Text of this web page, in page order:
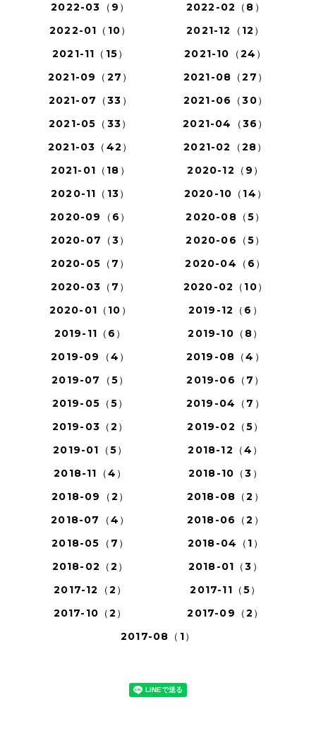
2022-03（9）
2022-02（8）
2022-01（10）
2021-12（12）
2021-11（15）
2021-10（24）
2021-09（27）
2021-08（27）
2021-07（33）
2021-06（30）
2021-05（33）
2021-04（36）
2021-03（42）
2021-02（28）
2021-01（18）
2020-12（9）
2020-11（13）
2020-10（14）
2020-09（6）
2020-08（5）
2020-07（3）
2020-06（5）
2020-05（7）
2020-04（6）
2020-03（7）
2020-02（10）
2020-01（10）
2019-12（6）
2019-11（6）
2019-10（8）
2019-09（4）
2019-08（4）
2019-07（5）
2019-06（7）
2019-05（5）
2019-04（7）
2019-03（2）
2019-02（5）
2019-01（5）
2018-12（4）
2018-11（4）
2018-10（3）
2018-09（2）
2018-08（2）
2018-07（4）
2018-06（2）
2018-05（7）
2018-04（1）
2018-02（2）
2018-01（3）
2017-12（2）
2017-11（5）
2017-10（2）
2017-09（2）
2017-08（1）